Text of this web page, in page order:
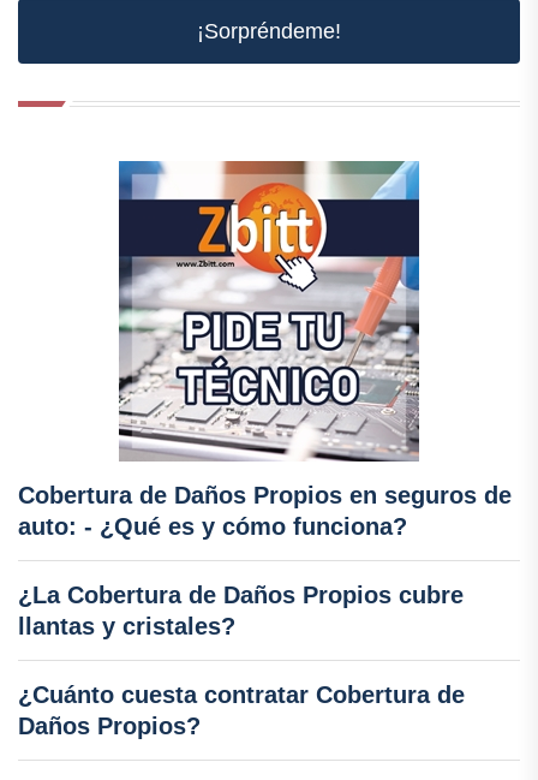
¡Sorpréndeme!
Cobertura de Daños Propios en seguros de
auto: - ¿Qué es y cómo funciona?
¿La Cobertura de Daños Propios cubre
llantas y cristales?
¿Cuánto cuesta contratar Cobertura de
Daños Propios?